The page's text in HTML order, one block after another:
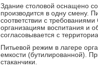
Здание столовой оснащено
производится в одну смену.
соответствии с
организациям воспитания и
согласовывается с
Питьевой режим в лагере
емкости (бутилированной).
стаканчики.